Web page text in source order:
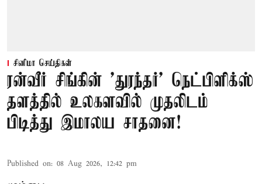
சினிமா செய்திகள்
ரன்வீர் சிங்கின் 'துரந்தர்' நெட்பிளிக்ஸ்
தளத்தில் உலகளவில் முதலிடம்
பிடித்து இமாலய சாதனை!
Published on: 08 Aug 2026, 12:42 pm